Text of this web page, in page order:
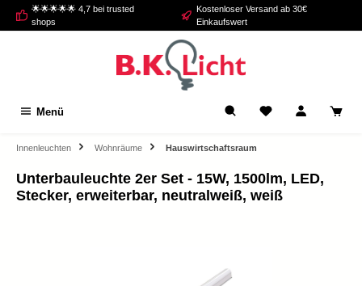
springen
🌟🌟🌟🌟🌟 4,7 bei trusted
shops
Kostenloser Versand ab 30€
Einkaufswert
Menü
Innenleuchten Wohnräume Hauswirtschaftsraum
Unterbauleuchte 2er Set - 15W, 1500lm, LED,
Stecker, erweiterbar, neutralweiß, weiß